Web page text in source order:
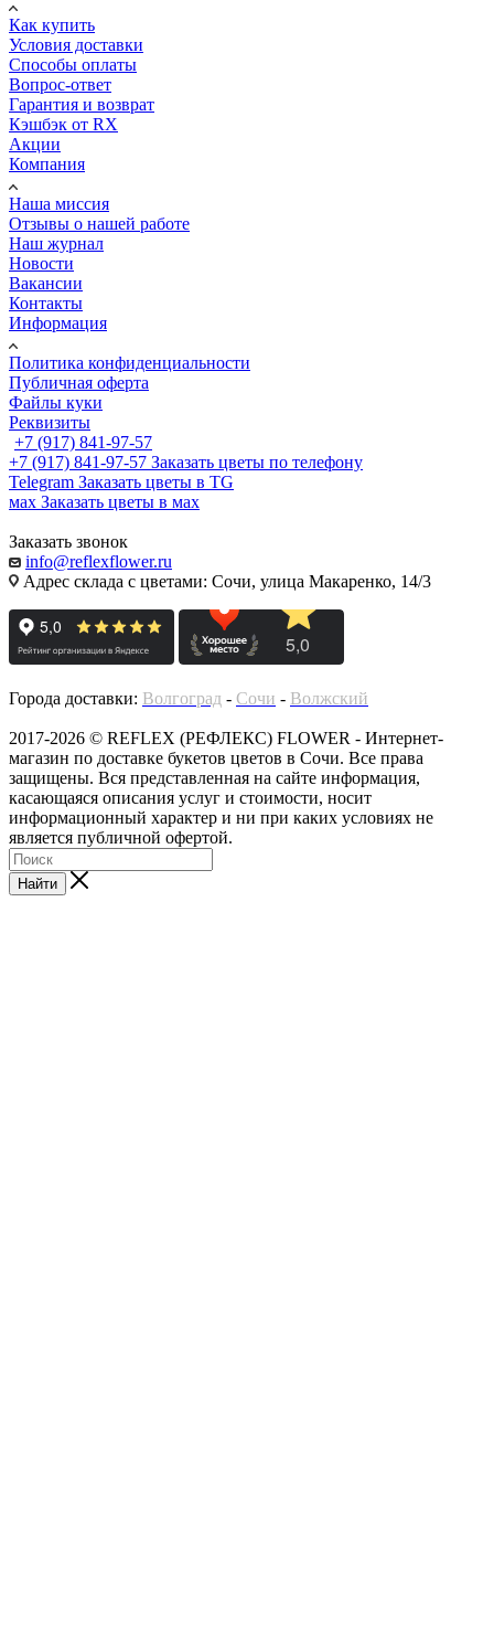
Как купить
Условия доставки
Способы оплаты
Вопрос-ответ
Гарантия и возврат
Кэшбэк от RX
Акции
Компания
Наша миссия
Отзывы о нашей работе
Наш журнал
Новости
Вакансии
Контакты
Информация
Политика конфиденциальности
Публичная оферта
Файлы куки
Реквизиты
+7 (917) 841-97-57
+7 (917) 841-97-57 Заказать цветы по телефону
Telegram Заказать цветы в TG
мах Заказать цветы в мах
Заказать звонок
info@reflexflower.ru
Адрес склада с цветами: Сочи, улица Макаренко, 14/3
Города доставки: Волгоград - Сочи - Волжский
2017-2026 © REFLEX (РЕФЛЕКС) FLOWER - Интернет-
магазин по доставке букетов цветов в Сочи. Все права
защищены. Вся представленная на сайте информация,
касающаяся описания услуг и стоимости, носит
информационный характер и ни при каких условиях не
является публичной офертой.
Найти